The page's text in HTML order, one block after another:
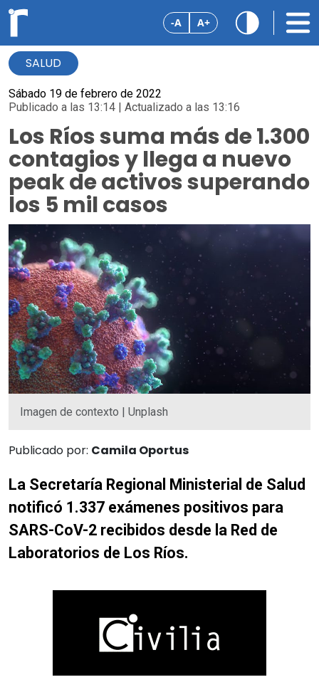
-A A+
SALUD
Sábado 19 de febrero de 2022
Publicado a las 13:14 | Actualizado a las 13:16
Los Ríos suma más de 1.300
contagios y llega a nuevo
peak de activos superando
los 5 mil casos
Imagen de contexto | Unplash
Publicado por: Camila Oportus
La Secretaría Regional Ministerial de Salud
notificó 1.337 exámenes positivos para
SARS-CoV-2 recibidos desde la Red de
Laboratorios de Los Ríos.